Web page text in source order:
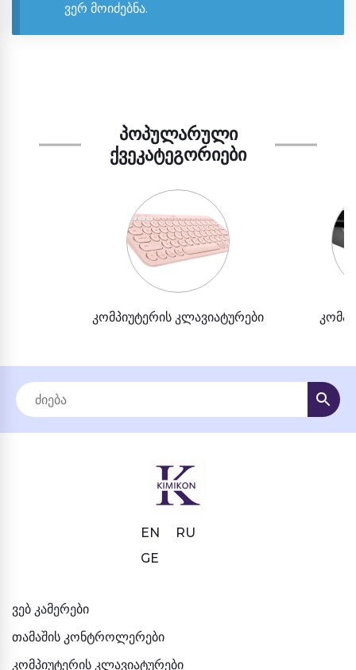
ვერ მოიძებნა.
ᲞᲝᲞᲣᲚᲐᲠᲣᲚᲘ
ᲥᲕᲔᲙᲐᲢᲔᲒᲝᲠᲘᲔᲑᲘ
კომპიუტერის კლავიატურები
ვებ კამერები
თამაშის კონტროლერები
კომპიუტერის კლავიატურები
EN
RU
GE